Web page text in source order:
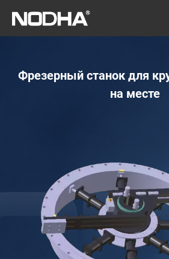
Фрезерный станок для
на месте